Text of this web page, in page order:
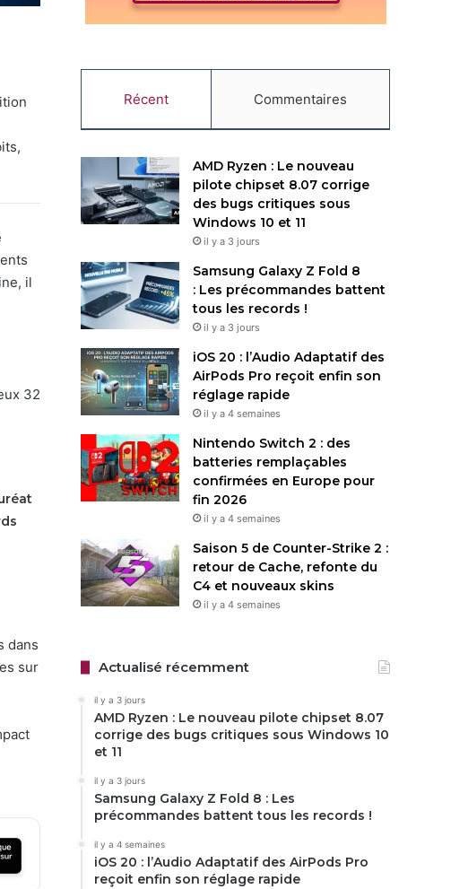
il
32
dans
sur
Récent Commentaires
AMD Ryzen : Le nouveau
pilote chipset 8.07 corrige
des bugs critiques sous
Windows 10 et 11
il y a 3 jours
Samsung Galaxy Z Fold 8
: Les précommandes battent
tous les records !
il y a 3 jours
iOS 20 : l’Audio Adaptatif des
AirPods Pro reçoit enfin son
réglage rapide
il y a 4 semaines
Nintendo Switch 2 : des
batteries remplaçables
confirmées en Europe pour
fin 2026
il y a 4 semaines
Saison 5 de Counter-Strike 2 :
retour de Cache, refonte du
C4 et nouveaux skins
il y a 4 semaines
Actualisé récemment
il y a 3 jours
AMD Ryzen : Le nouveau pilote chipset 8.07
corrige des bugs critiques sous Windows 10
et 11
il y a 3 jours
Samsung Galaxy Z Fold 8 : Les
précommandes battent tous les records !
il y a 4 semaines
iOS 20 : l’Audio Adaptatif des AirPods Pro
reçoit enfin son réglage rapide